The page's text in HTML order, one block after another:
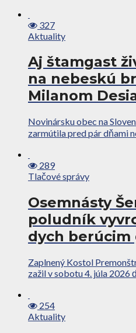
327
Aktuality
Aj štamgast
na nebeskú
Milanom
Novinársku obec na
zarmútila pred pár dňami
289
Tlačové správy
Osemnásty
poludník
dych
Zaplnený Kostol
zažil v sobotu 4. júla 2026
254
Aktuality